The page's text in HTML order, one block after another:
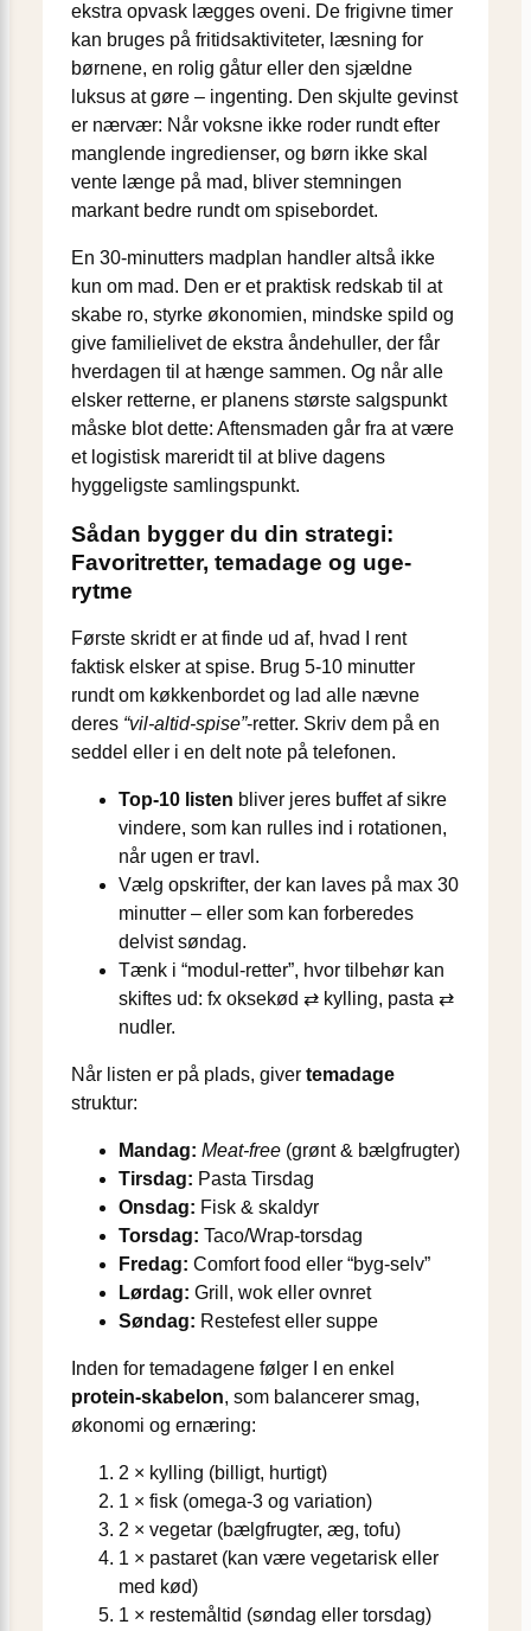
ekstra opvask lægges oveni. De frigivne timer
kan bruges på fritidsaktiviteter, læsning for
børnene, en rolig gåtur eller den sjældne
luksus at gøre – ingenting. Den skjulte gevinst
er nærvær: Når voksne ikke roder rundt efter
manglende ingredienser, og børn ikke skal
vente længe på mad, bliver stemningen
markant bedre rundt om spisebordet.
En 30-minutters madplan handler altså ikke
kun om mad. Den er et praktisk redskab til at
skabe ro, styrke økonomien, mindske spild og
give familielivet de ekstra åndehuller, der får
hverdagen til at hænge sammen. Og når alle
elsker retterne, er planens største salgspunkt
måske blot dette: Aftensmaden går fra at være
et logistisk mareridt til at blive dagens
hyggeligste samlingspunkt.
Sådan bygger du din strategi:
Favoritretter, temadage og uge-
rytme
Første skridt er at finde ud af, hvad I rent
faktisk elsker at spise. Brug 5-10 minutter
rundt om køkkenbordet og lad alle nævne
deres “vil-altid-spise”-retter. Skriv dem på en
seddel eller i en delt note på telefonen.
Top-10 listen bliver jeres buffet af sikre
vindere, som kan rulles ind i rotationen,
når ugen er travl.
Vælg opskrifter, der kan laves på max 30
minutter – eller som kan forberedes
delvist søndag.
Tænk i “modul-retter”, hvor tilbehør kan
skiftes ud: fx oksekød ⇄ kylling, pasta ⇄
nudler.
Når listen er på plads, giver temadage
struktur:
Mandag: Meat-free (grønt & bælgfrugter)
Tirsdag: Pasta Tirsdag
Onsdag: Fisk & skaldyr
Torsdag: Taco/Wrap-torsdag
Fredag: Comfort food eller “byg-selv”
Lørdag: Grill, wok eller ovnret
Søndag: Restefest eller suppe
Inden for temadagene følger I en enkel
protein-skabelon, som balancerer smag,
økonomi og ernæring:
2 × kylling (billigt, hurtigt)
1 × fisk (omega-3 og variation)
2 × vegetar (bælgfrugter, æg, tofu)
1 × pastaret (kan være vegetarisk eller
med kød)
1 × restemåltid (søndag eller torsdag)